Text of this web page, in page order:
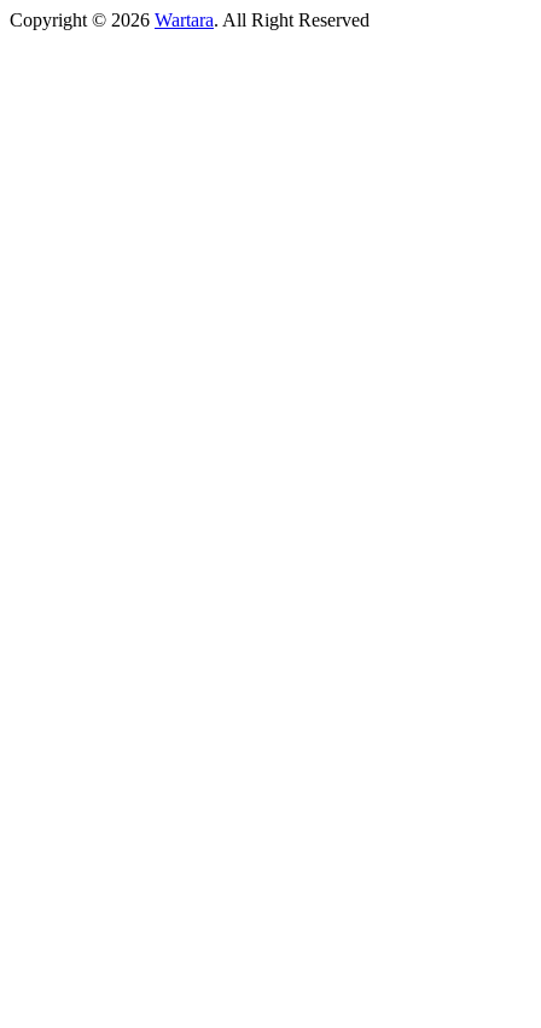
Copyright © 2026 Wartara. All Right Reserved